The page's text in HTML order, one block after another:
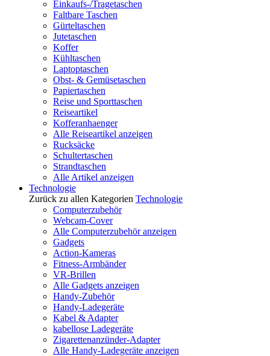
Einkaufs-/Tragetaschen
Faltbare Taschen
Gürteltaschen
Jutetaschen
Koffer
Kühltaschen
Laptoptaschen
Obst- & Gemüsetaschen
Papiertaschen
Reise und Sporttaschen
Reiseartikel
Kofferanhaenger
Alle Reiseartikel anzeigen
Rucksäcke
Schultertaschen
Strandtaschen
Alle Artikel anzeigen
Technologie
Zurück zu allen Kategorien Technologie
Computerzubehör
Webcam-Cover
Alle Computerzubehör anzeigen
Gadgets
Action-Kameras
Fitness-Armbänder
VR-Brillen
Alle Gadgets anzeigen
Handy-Zubehör
Handy-Ladegeräte
Kabel & Adapter
kabellose Ladegeräte
Zigarettenanzünder-Adapter
Alle Handy-Ladegeräte anzeigen